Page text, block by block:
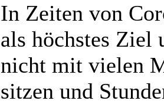
In Zeiten von
als höchstes Ziel
nicht mit vielen
sitzen und